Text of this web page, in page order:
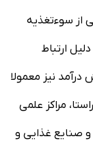
از سوءتغذیه
ارتباط
نیز معمولا
مراکز علمی
و صنایع غذایی و